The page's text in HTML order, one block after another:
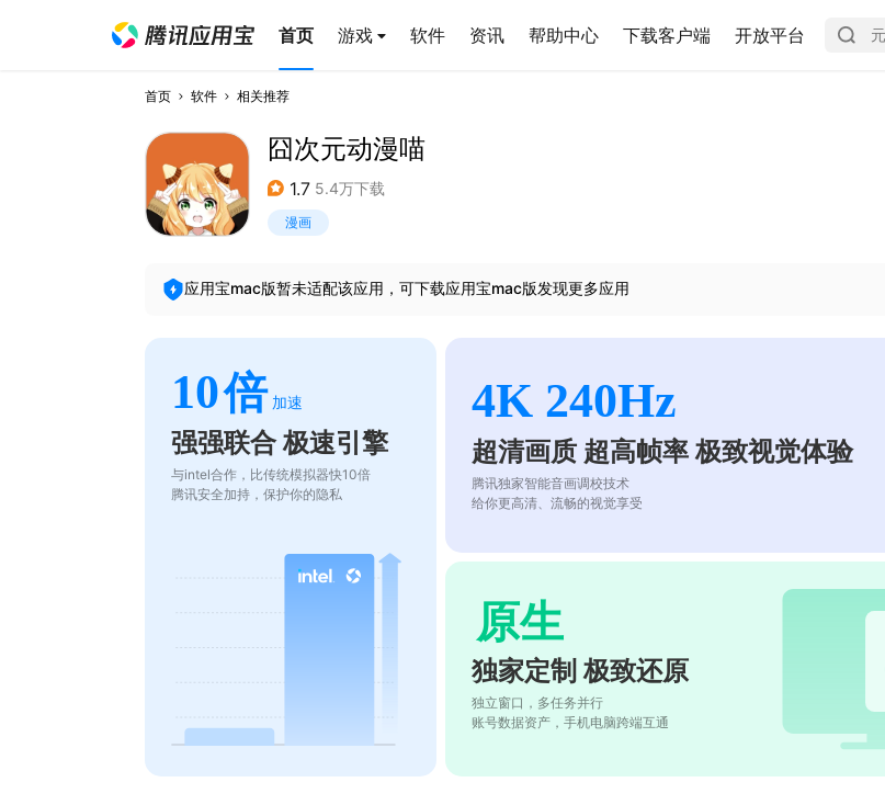
首页 游戏 软件 资讯 帮助中心 下载客户端 开放平台
首页 软件 相关推荐
囧次元动漫喵
1.7 5.4万下载
漫画
应用宝mac版暂未适配该应用，可下载应用宝mac版发现更多应用
10倍 加速
强强联合 极速引擎
与intel合作，比传统模拟器快10倍
腾讯安全加持，保护你的隐私
4K 240Hz
超清画质 超高帧率 极致视觉体验
腾讯独家智能音画调校技术
给你更高清、流畅的视觉享受
原生
独家定制 极致还原
独立窗口，多任务并行
账号数据资产，手机电脑跨端互通